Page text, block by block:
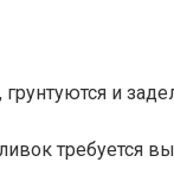
и
требуется